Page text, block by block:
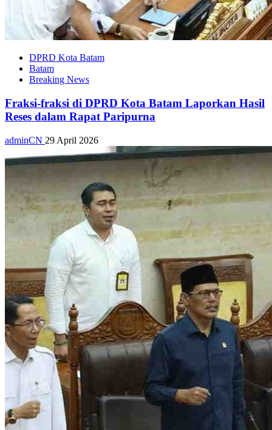
DPRD Kota Batam
Batam
Breaking News
Fraksi-fraksi di DPRD Kota Batam Laporkan Hasil
Reses dalam Rapat Paripurna
adminCN 29 April 2026